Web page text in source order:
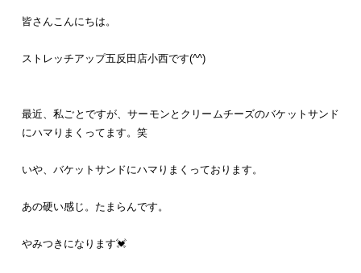
皆さんこんにちは。
ストレッチアップ五反田店小西です(^^)
最近、私ごとですが、サーモンとクリームチーズのバケットサンド
にハマりまくってます。笑
いや、バケットサンドにハマりまくっております。
あの硬い感じ。たまらんです。
やみつきになります💓